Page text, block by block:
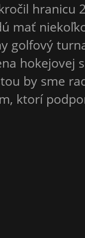
hranicu
mať
golfový
hokejovej
by sme
ktorí